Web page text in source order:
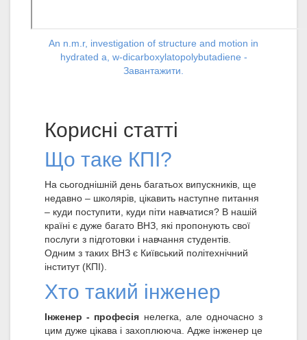
An n.m.r, investigation of structure and motion in
hydrated a, w-dicarboxylatopolybutadiene -
Завантажити.
Корисні статті
Що таке КПІ?
На сьогоднішній день багатьох випускників, ще
недавно – школярів, цікавить наступне питання
– куди поступити, куди піти навчатися? В нашій
країні є дуже багато ВНЗ, які пропонують свої
послуги з підготовки і навчання студентів.
Одним з таких ВНЗ є Київський політехнічний
інститут (КПІ).
Хто такий інженер
Інженер - професія нелегка, але одночасно з
цим дуже цікава і захоплююча. Адже інженер це